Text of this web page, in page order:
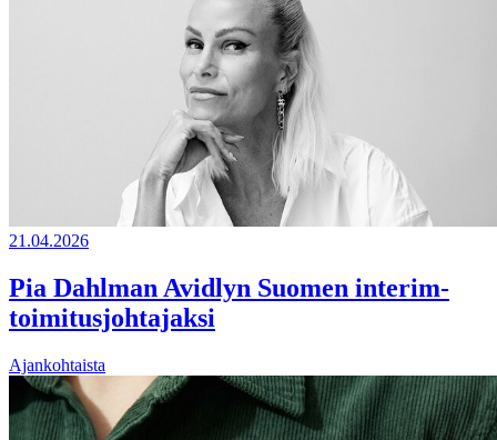
21.04.2026
Pia Dahlman Avidlyn Suomen interim-
toimitusjohtajaksi
Ajankohtaista